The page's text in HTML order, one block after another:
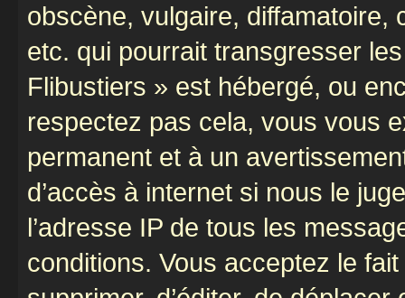
obscène, vulgaire, diffamatoire,
etc. qui pourrait transgresser
Flibustiers » est hébergé, ou
respectez pas cela, vous vous
permanent et à un
d’accès à internet si nous le
l’adresse IP de tous les
conditions. Vous acceptez le